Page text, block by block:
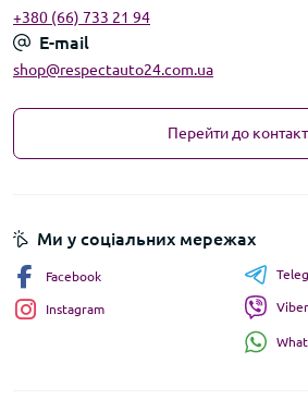
+380 (66) 733 21 94
E-mail
shop@respectauto24.com.ua
Перейти до
Ми у соціальних мережах
Facebook
Instagram Viber